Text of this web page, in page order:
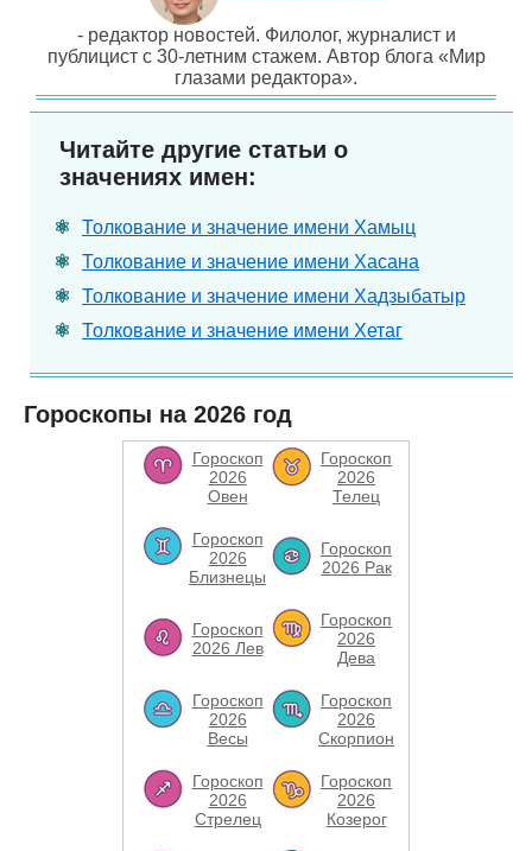
- редактор новостей. Филолог, журналист и
публицист с 30-летним стажем. Автор блога «Мир
глазами редактора».
Читайте другие статьи о
значениях имен:
Толкование и значение имени Хамыц
Толкование и значение имени Хасана
Толкование и значение имени Хадзыбатыр
Толкование и значение имени Хетаг
Гороскопы на 2026 год
Гороскоп
2026
Овен
Гороскоп
2026
Телец
Гороскоп
2026
Близнецы
Гороскоп
2026 Рак
Гороскоп
2026 Лев
Гороскоп
2026
Дева
Гороскоп
2026
Весы
Гороскоп
2026
Скорпион
Гороскоп
2026
Стрелец
Гороскоп
2026
Козерог